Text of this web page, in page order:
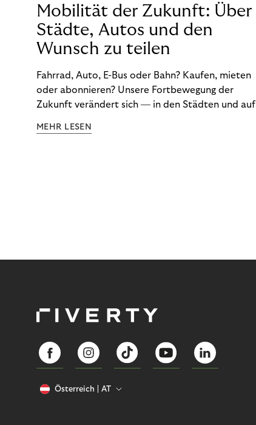
Mobilität der Zukunft: Über
Städte, Autos und den
Wunsch zu teilen
Fahrrad, Auto, E-Bus oder Bahn? Kaufen, mieten
oder abonnieren? Unsere Fortbewegung der
Zukunft verändert sich — in den Städten und auf
Mobilitätsexperte Don Dahlmann in unserem
MEHR LESEN
Österreich AT